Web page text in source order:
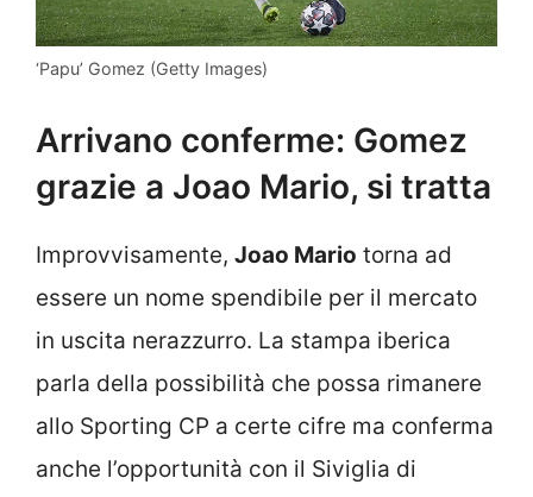
‘Papu’ Gomez (Getty Images)
Arrivano conferme: Gomez
grazie a Joao Mario, si tratta
Improvvisamente, Joao Mario torna ad
essere un nome spendibile per il mercato
in uscita nerazzurro. La stampa iberica
parla della possibilità che possa rimanere
allo Sporting CP a certe cifre ma conferma
anche l’opportunità con il Siviglia di